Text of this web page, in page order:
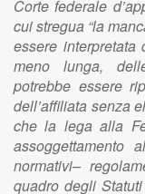
Corte federale
cui stregua “la
essere interpretata
meno lunga,
potrebbe essere
dell’affiliata senza
che la lega alla
assoggettamento
normativi–
quadro degli